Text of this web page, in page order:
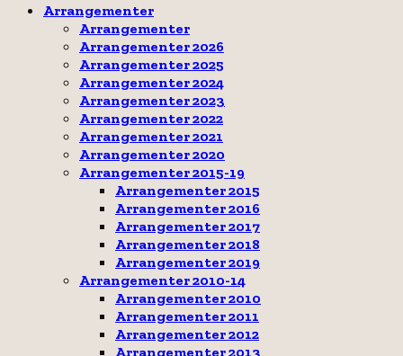
Arrangementer
Arrangementer
Arrangementer 2026
Arrangementer 2025
Arrangementer 2024
Arrangementer 2023
Arrangementer 2022
Arrangementer 2021
Arrangementer 2020
Arrangementer 2015-19
Arrangementer 2015
Arrangementer 2016
Arrangementer 2017
Arrangementer 2018
Arrangementer 2019
Arrangementer 2010-14
Arrangementer 2010
Arrangementer 2011
Arrangementer 2012
Arrangementer 2013